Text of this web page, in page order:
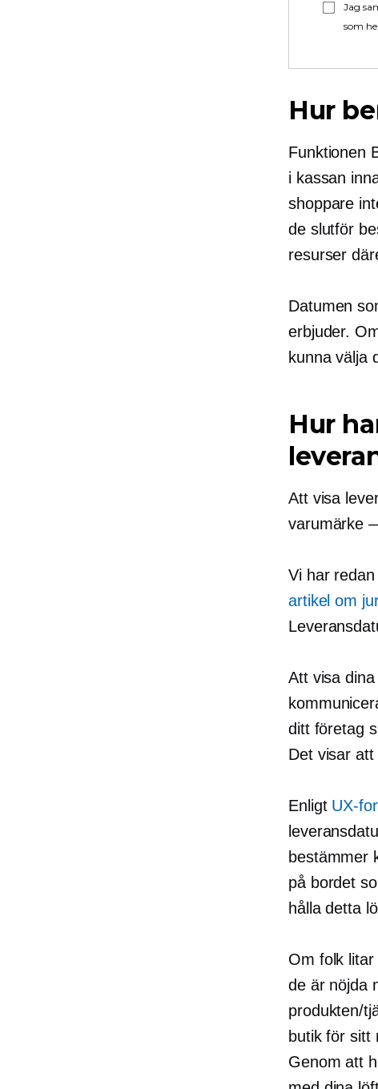
Jag
som
Hur
Funktionen
i kassan
shoppare
de slutför
resurser
Datumen
erbjuder.
kunna välja
Hur
Att visa
varumärke
Vi har
artikel om
Att visa
ditt företag
Det visar
Enligt UX-
bestämmer
på bordet
hålla detta
Om folk
de är nöjda
produkten/
butik för sitt
Genom att